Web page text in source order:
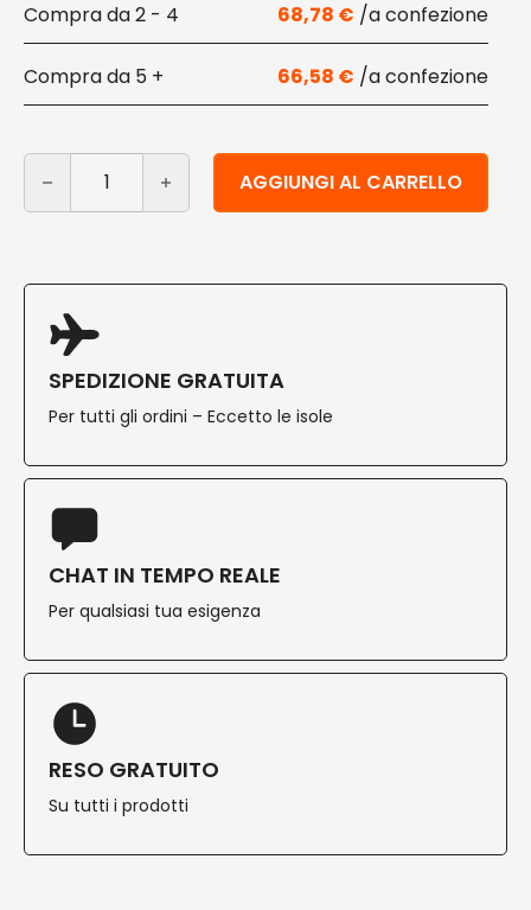
2 - 4 68,78 €
5 + 66,58 €
Ciotole usa e getta compostabili in foglia di palma 80
AGGIUNGI AL CARRELLO
Alternative:
SPEDIZIONE GRATUITA
Per tutti gli ordini – Eccetto le isole
CHAT IN TEMPO REALE
Per qualsiasi tua esigenza
RESO GRATUITO
Su tutti i prodotti